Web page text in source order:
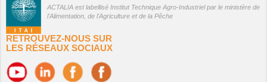
ACTALIA est labellisé Institut Technique Agro-Industriel par le ministère de
l'Alimentation, de l'Agriculture et de la Pêche
RETROUVEZ-NOUS SUR
LES RÉSEAUX SOCIAUX